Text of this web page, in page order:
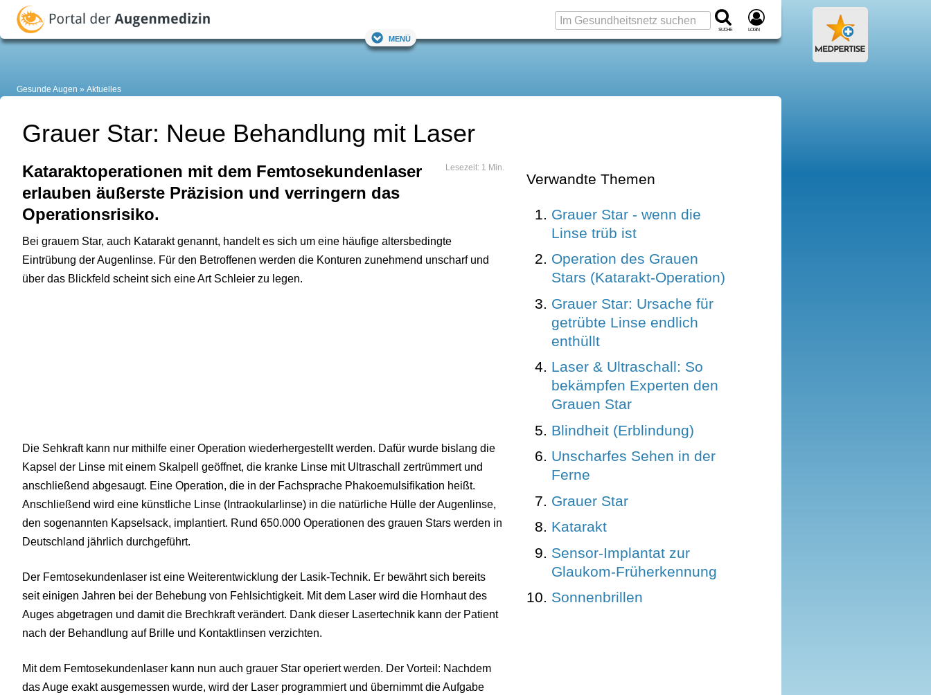
Suche Login
Menü
Gesunde Augen Aktuelles
Grauer Star: Neue Behandlung mit Laser
Lesezeit: 1 Min.
Kataraktoperationen mit dem Femtosekundenlaser
erlauben äußerste Präzision und verringern das
Operationsrisiko.
Bei grauem Star, auch Katarakt genannt, handelt es sich um eine häufige altersbedingte
Eintrübung der Augenlinse. Für den Betroffenen werden die Konturen zunehmend unscharf und
über das Blickfeld scheint sich eine Art Schleier zu legen.
Die Sehkraft kann nur mithilfe einer Operation wiederhergestellt werden. Dafür wurde bislang die
Kapsel der Linse mit einem Skalpell geöffnet, die kranke Linse mit Ultraschall zertrümmert und
anschließend abgesaugt. Eine Operation, die in der Fachsprache Phakoemulsifikation heißt.
Anschließend wird eine künstliche Linse (Intraokularlinse) in die natürliche Hülle der Augenlinse,
den sogenannten Kapselsack, implantiert. Rund 650.000 Operationen des grauen Stars werden in
Deutschland jährlich durchgeführt.
Der Femtosekundenlaser ist eine Weiterentwicklung der Lasik-Technik. Er bewährt sich bereits
seit einigen Jahren bei der Behebung von Fehlsichtigkeit. Mit dem Laser wird die Hornhaut des
Auges abgetragen und damit die Brechkraft verändert. Dank dieser Lasertechnik kann der Patient
nach der Behandlung auf Brille und Kontaktlinsen verzichten.
Mit dem Femtosekundenlaser kann nun auch grauer Star operiert werden. Der Vorteil: Nachdem
das Auge exakt ausgemessen wurde, wird der Laser programmiert und übernimmt die Aufgabe
Verwandte Themen
Grauer Star - wenn die
Linse trüb ist
Operation des Grauen
Stars (Katarakt-Operation)
Grauer Star: Ursache für
getrübte Linse endlich
enthüllt
Laser & Ultraschall: So
bekämpfen Experten den
Grauen Star
Blindheit (Erblindung)
Unscharfes Sehen in der
Ferne
Grauer Star
Katarakt
Sensor-Implantat zur
Glaukom-Früherkennung
Sonnenbrillen